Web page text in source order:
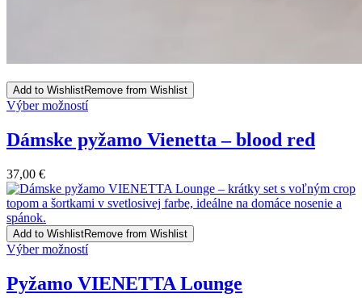
Add to WishlistRemove from Wishlist
Výber možnostíThis
has
multiple
options
may
chosen
on
product
page
Dámske pyžamo Vienetta – blood red
37,00 €
Add to WishlistRemove from Wishlist
Výber možnostíThis
has
multiple
Pyžamo VIENETTA Lounge